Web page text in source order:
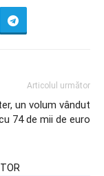
Articolul următor
un volum vândut
74 de mii de euro